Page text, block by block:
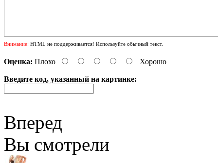
Внимание: HTML не поддерживается! Используйте обычный текст.
Оценка: Плохо Хорошо
Введите код, указанный на картинке:
Вперед
Вы смотрели